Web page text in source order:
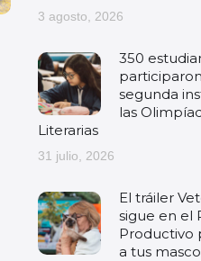
3 agosto, 2026
350
segunda
las
Literarias
31 julio, 2026
El tráiler
sigue en el
Productivo
a tus